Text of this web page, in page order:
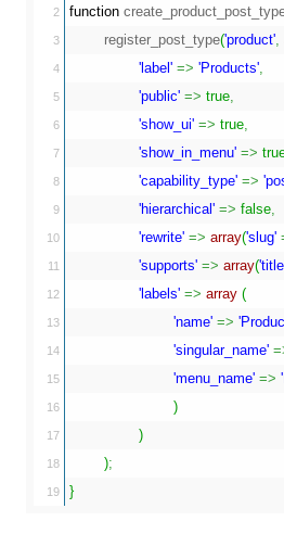
2
3
4
5
6
7
8
9
10
11
12
13
14
15
16
17
18
function
	register_post_type
('product'
'label' => 'Products'
'public' => true
'show_ui' => true
'show_in_menu' =>
'capability_type' =>
'hierarchical' => false
'rewrite' => array('slug'
'supports' => array(
'labels' => array (
'name' =>
'singular_name'
'menu_name' =>
)
)
);
}